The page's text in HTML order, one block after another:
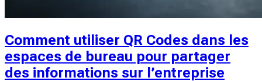
Comment utiliser QR Codes dans les
espaces de bureau pour partager
des informations sur l’entreprise